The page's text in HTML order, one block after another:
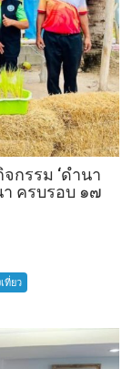
กรรม ‘ดำนา
า ครบรอบ ๑๗
ที่ยว